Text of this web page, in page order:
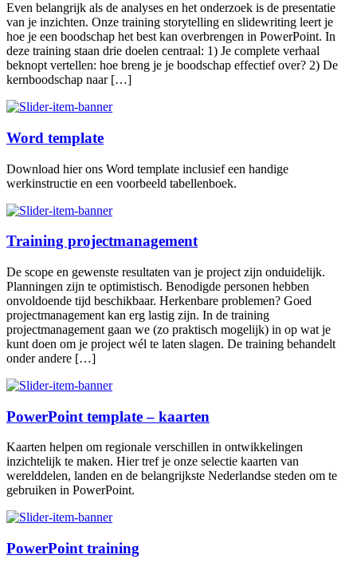
Even belangrijk als de analyses en het onderzoek is de presentatie
van je inzichten. Onze training storytelling en slidewriting leert je
hoe je een boodschap het best kan overbrengen in PowerPoint. In
deze training staan drie doelen centraal: 1) Je complete verhaal
beknopt vertellen: hoe breng je je boodschap effectief over? 2) De
kernboodschap naar […]
Word template
Download hier ons Word template inclusief een handige
werkinstructie en een voorbeeld tabellenboek.
Training projectmanagement
De scope en gewenste resultaten van je project zijn onduidelijk.
Planningen zijn te optimistisch. Benodigde personen hebben
onvoldoende tijd beschikbaar. Herkenbare problemen? Goed
projectmanagement kan erg lastig zijn. In de training
projectmanagement gaan we (zo praktisch mogelijk) in op wat je
kunt doen om je project wél te laten slagen. De training behandelt
onder andere […]
PowerPoint template – kaarten
Kaarten helpen om regionale verschillen in ontwikkelingen
inzichtelijk te maken. Hier tref je onze selectie kaarten van
werelddelen, landen en de belangrijkste Nederlandse steden om te
gebruiken in PowerPoint.
PowerPoint training